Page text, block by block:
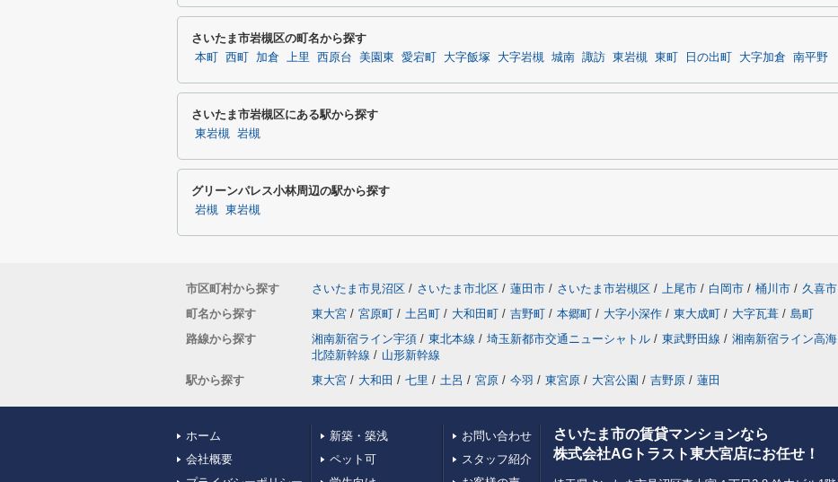
さいたま市岩槻区の町名から探す
本町 西町 加倉 上里 西原台 美園東 愛宕町 大字飯塚 大字岩槻 城南 諏訪 東岩槻 東町 日の出町 大字加倉 南平野
さいたま市岩槻区にある駅から探す
東岩槻 岩槻
グリーンパレス小林周辺の駅から探す
岩槻 東岩槻
市区町村から探す さいたま市見沼区 / さいたま市北区 / 蓮田市 / さいたま市岩槻区 / 上尾市 / 白岡市 / 桶川市 / 久喜市
町名から探す
東大宮 / 宮原町 / 土呂町 / 大和田町 / 吉野町 / 本郷町 / 大字小深作 / 東大成町 / 大字瓦葺 / 島町
路線から探す
湘南新宿ライン宇須 / 東北本線 / 埼玉新都市交通ニューシャトル / 東武野田線 / 湘南新宿ライン高海
北陸新幹線 / 山形新幹線
駅から探す
東大宮 / 大和田 / 七里 / 土呂 / 宮原 / 今羽 / 東宮原 / 大宮公園 / 吉野原 / 蓮田
ホーム
会社概要
新築・築浅
ペット可
お問い合わせ
スタッフ紹介
さいたま市の賃貸マンションなら
株式会社AGトラスト東大宮店にお任せ！